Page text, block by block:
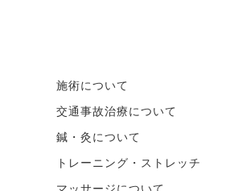
施術について
交通事故治療について
鍼・灸について
トレーニング・ストレッチ